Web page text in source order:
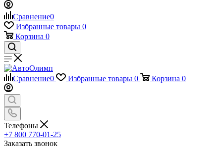
Сравнение0
Избранные товары 0
Корзина 0
Сравнение0 Избранные товары 0 Корзина 0
Телефоны
+7 800 770-01-25
Заказать звонок